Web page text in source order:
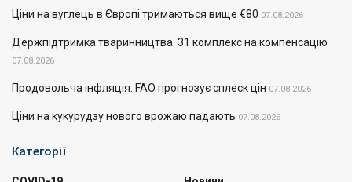
Ціни на вуглець в Європі тримаються вище €80 07.08.2026
Держпідтримка тваринництва: 31 комплекс на компенсацію
07.08.2026
Продовольча інфляція: FAO прогнозує сплеск цін 07.08.2026
Ціни на кукурудзу нового врожаю падають 07.08.2026
Категорії